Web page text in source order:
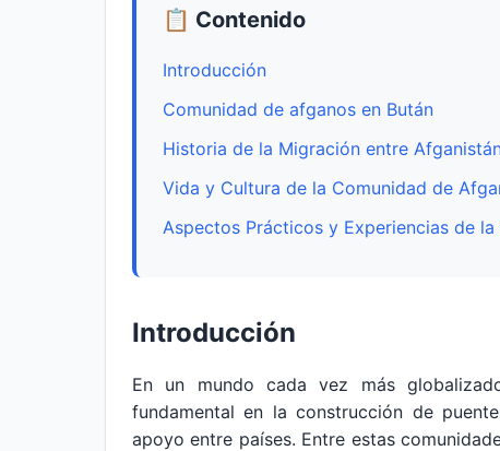
📋 Contenido
Introducción
Comunidad de afganos en Bután
Historia de la Migración entre
Vida y Cultura de la Comunidad de
Aspectos Prácticos y Experiencias de la
Introducción
En un mundo cada vez más
fundamental en la construcción de
apoyo entre países. Entre estas